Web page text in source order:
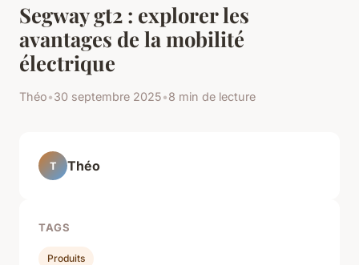
Segway gt2 : explorer les
avantages de la mobilité
électrique
Théo•30 septembre 2025•8 min de lecture
T Théo
TAGS
Produits